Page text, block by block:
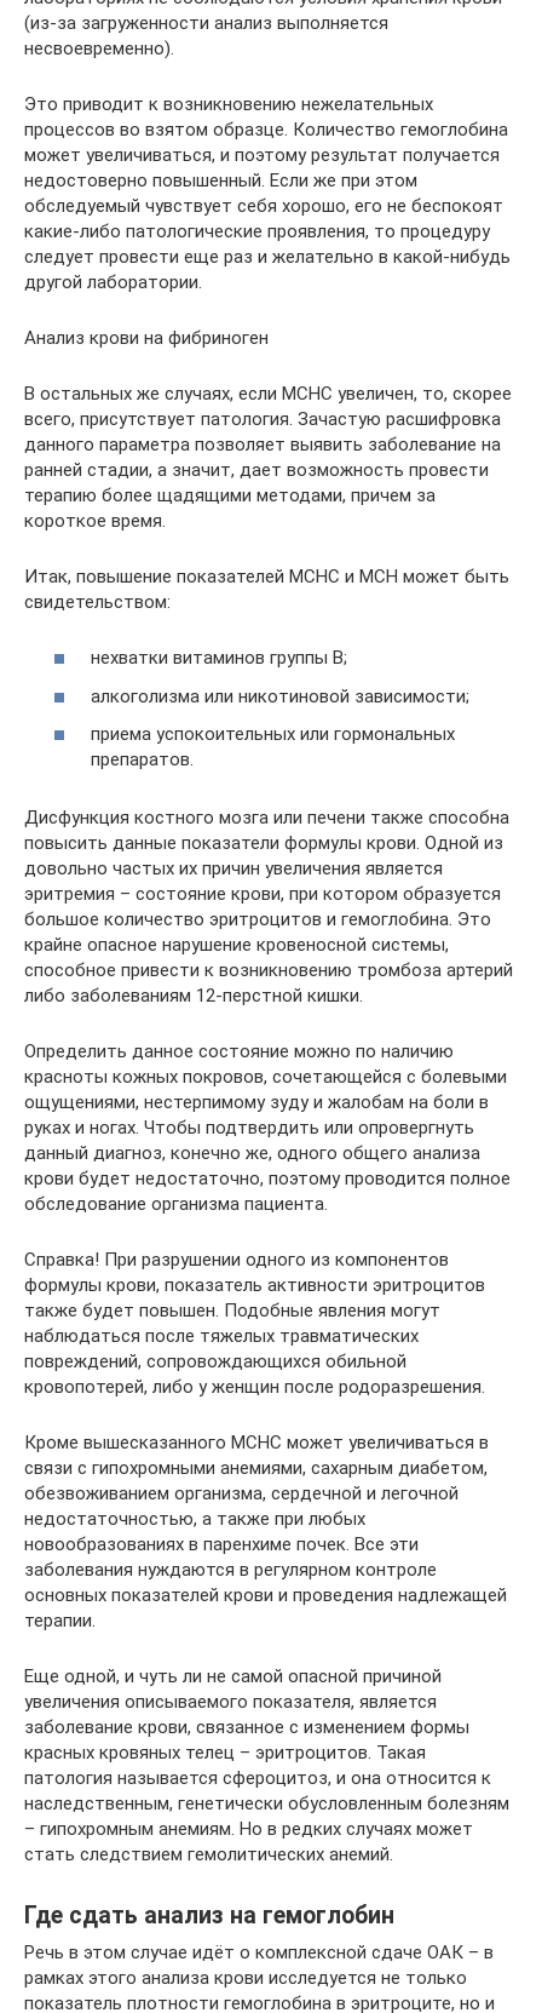
(из-за загруженности анализ выполняется
несвоевременно).
Это приводит к возникновению нежелательных
процессов во взятом образце. Количество гемоглобина
может увеличиваться, и поэтому результат получается
недостоверно повышенный. Если же при этом
обследуемый чувствует себя хорошо, его не беспокоят
какие-либо патологические проявления, то процедуру
следует провести еще раз и желательно в какой-нибудь
другой лаборатории.
Анализ крови на фибриноген
В остальных же случаях, если MCHC увеличен, то, скорее
всего, присутствует патология. Зачастую расшифровка
данного параметра позволяет выявить заболевание на
ранней стадии, а значит, дает возможность провести
терапию более щадящими методами, причем за
короткое время.
Итак, повышение показателей MCHC и MCH может быть
свидетельством:
нехватки витаминов группы В;
алкоголизма или никотиновой зависимости;
приема успокоительных или гормональных
препаратов.
Дисфункция костного мозга или печени также способна
повысить данные показатели формулы крови. Одной из
довольно частых их причин увеличения является
эритремия – состояние крови, при котором образуется
большое количество эритроцитов и гемоглобина. Это
крайне опасное нарушение кровеносной системы,
способное привести к возникновению тромбоза артерий
либо заболеваниям 12-перстной кишки.
Определить данное состояние можно по наличию
красноты кожных покровов, сочетающейся с болевыми
ощущениями, нестерпимому зуду и жалобам на боли в
руках и ногах. Чтобы подтвердить или опровергнуть
данный диагноз, конечно же, одного общего анализа
крови будет недостаточно, поэтому проводится полное
обследование организма пациента.
Справка! При разрушении одного из компонентов
формулы крови, показатель активности эритроцитов
также будет повышен. Подобные явления могут
наблюдаться после тяжелых травматических
повреждений, сопровождающихся обильной
кровопотерей, либо у женщин после родоразрешения.
Кроме вышесказанного MCHC может увеличиваться в
связи с гипохромными анемиями, сахарным диабетом,
обезвоживанием организма, сердечной и легочной
недостаточностью, а также при любых
новообразованиях в паренхиме почек. Все эти
заболевания нуждаются в регулярном контроле
основных показателей крови и проведения надлежащей
терапии.
Еще одной, и чуть ли не самой опасной причиной
увеличения описываемого показателя, является
заболевание крови, связанное с изменением формы
красных кровяных телец – эритроцитов. Такая
патология называется сфероцитоз, и она относится к
наследственным, генетически обусловленным болезням
– гипохромным анемиям. Но в редких случаях может
стать следствием гемолитических анемий.
Где сдать анализ на гемоглобин
Речь в этом случае идёт о комплексной сдаче ОАК – в
рамках этого анализа крови исследуется не только
показатель плотности гемоглобина в эритроците, но и